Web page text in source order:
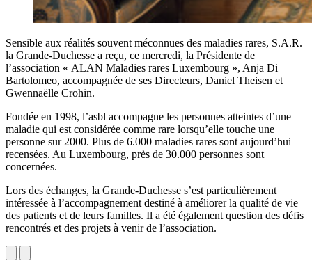
Sensible aux réalités souvent méconnues des maladies rares, S.A.R.
la Grande-Duchesse a reçu, ce mercredi, la Présidente de
l’association « ALAN Maladies rares Luxembourg », Anja Di
Bartolomeo, accompagnée de ses Directeurs, Daniel Theisen et
Gwennaëlle Crohin.
Fondée en 1998, l’asbl accompagne les personnes atteintes d’une
maladie qui est considérée comme rare lorsqu’elle touche une
personne sur 2000. Plus de 6.000 maladies rares sont aujourd’hui
recensées. Au Luxembourg, près de 30.000 personnes sont
concernées.
Lors des échanges, la Grande-Duchesse s’est particulièrement
intéressée à l’accompagnement destiné à améliorer la qualité de vie
des patients et de leurs familles. Il a été également question des défis
rencontrés et des projets à venir de l’association.